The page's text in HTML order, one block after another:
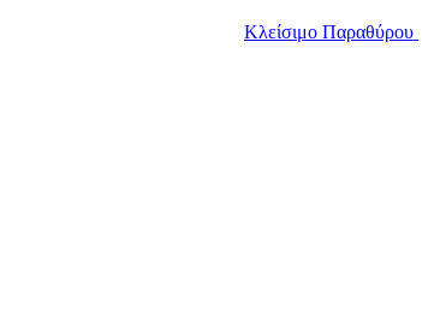
Κλείσιμο Παραθύρου